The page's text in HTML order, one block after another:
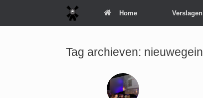
Home Verslagen
Tag archieven: nieuwegein